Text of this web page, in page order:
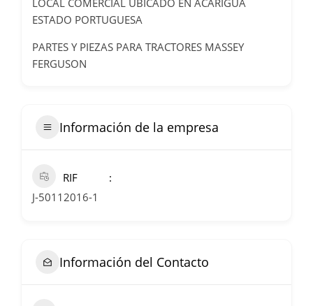
LOCAL COMERCIAL UBICADO EN ACARIGUA
ESTADO PORTUGUESA
PARTES Y PIEZAS PARA TRACTORES MASSEY
FERGUSON
Información de la empresa
RIF
J-50112016-1
Información del Contacto